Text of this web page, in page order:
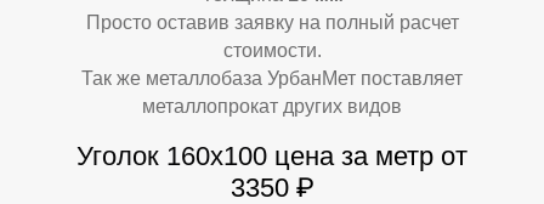
Просто оставив заявку на полный расчет
стоимости.
Так же металлобаза УрбанМет поставляет
металлопрокат других видов
Уголок 160х100 цена за метр от
3350 ₽